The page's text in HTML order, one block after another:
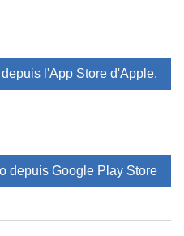
l'App Store d'Apple.
depuis Google Play Store